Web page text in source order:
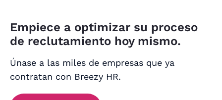
Empiece a optimizar su proceso
de reclutamiento hoy mismo.
Únase a las miles de empresas que ya
contratan con Breezy HR.